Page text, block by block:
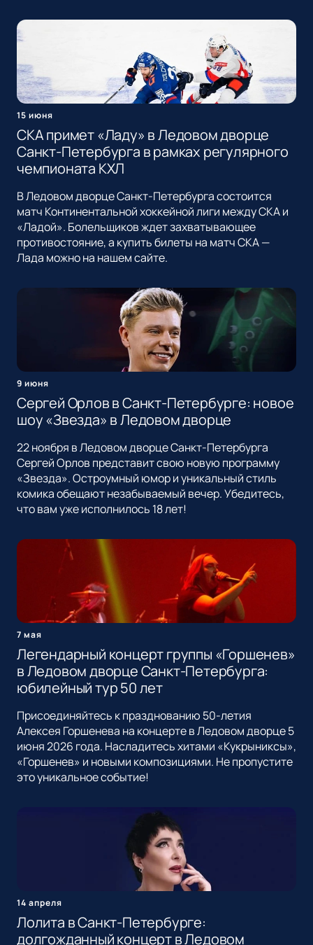
15 июня
СКА примет «Ладу» в Ледовом дворце
Санкт-Петербурга в рамках регулярного
чемпионата КХЛ
В Ледовом дворце Санкт-Петербурга состоится
матч Континентальной хоккейной лиги между СКА и
«Ладой». Болельщиков ждет захватывающее
противостояние, а купить билеты на матч СКА —
Лада можно на нашем сайте.
9 июня
Сергей Орлов в Санкт-Петербурге: новое
шоу «Звезда» в Ледовом дворце
22 ноября в Ледовом дворце Санкт-Петербурга
Сергей Орлов представит свою новую программу
«Звезда». Остроумный юмор и уникальный стиль
комика обещают незабываемый вечер. Убедитесь,
что вам уже исполнилось 18 лет!
7 мая
Легендарный концерт группы «Горшенев»
в Ледовом дворце Санкт-Петербурга:
юбилейный тур 50 лет
Присоединяйтесь к празднованию 50-летия
Алексея Горшенева на концерте в Ледовом дворце 5
июня 2026 года. Насладитесь хитами «Кукрыниксы»,
«Горшенев» и новыми композициями. Не пропустите
это уникальное событие!
14 апреля
Лолита в Санкт-Петербурге:
долгожданный концерт в Ледовом